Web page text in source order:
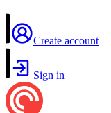
Create account
Sign in